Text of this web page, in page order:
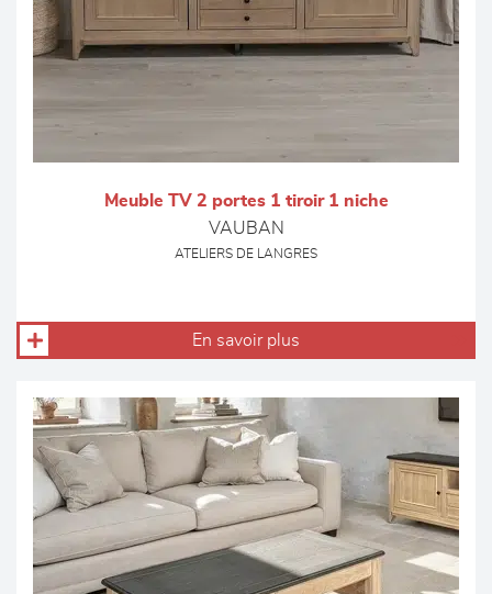
Meuble TV 2 portes 1 tiroir 1 niche
VAUBAN
ATELIERS DE LANGRES
En savoir plus